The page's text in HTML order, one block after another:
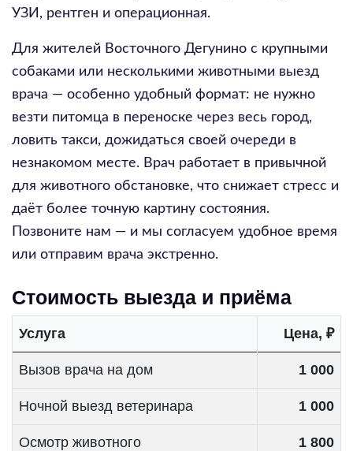
УЗИ, рентген и операционная.
Для жителей Восточного Дегунино с крупными
собаками или несколькими животными выезд
врача — особенно удобный формат: не нужно
везти питомца в переноске через весь город,
ловить такси, дожидаться своей очереди в
незнакомом месте. Врач работает в привычной
для животного обстановке, что снижает стресс и
даёт более точную картину состояния.
Позвоните нам — и мы согласуем удобное время
или отправим врача экстренно.
Стоимость выезда и приёма
Услуга Цена, ₽
Вызов врача на дом 1 000
Ночной выезд ветеринара 1 000
Осмотр животного 1 800